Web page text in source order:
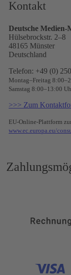
Kontakt
Deutsche
Hülsebrockstr. 2–8
48165 Münster
Deutschland
Telefon: +49 (0)
Montag–Freitag
Samstag 8:00–13:00
>>> Zum
EU-Online-Plattform
www.ec.europa.eu/